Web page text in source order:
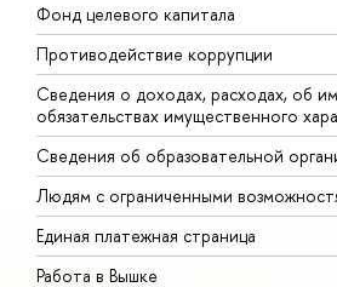
Фонд целевого капитала
Противодействие коррупции
Сведения о доходах, расходах, об
обязательствах имущественного
Сведения об образовательной
Людям с ограниченными
Единая платежная страница
Работа в Вышке